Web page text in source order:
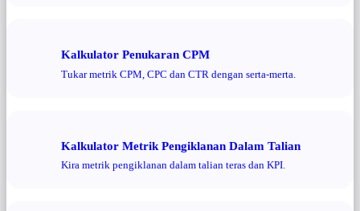
Kalkulator Penukaran CPM
Tukar metrik CPM, CPC dan CTR dengan serta-merta.
Kalkulator Metrik Pengiklanan Dalam Talian
Kira metrik pengiklanan dalam talian teras dan KPI.